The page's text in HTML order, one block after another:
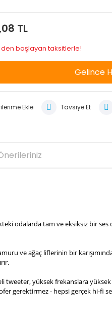
TL
den başlayan taksitlerle!
Gelince
Tavsiye Et
odalarda tam ve eksiksiz bir ses
ve ağaç liflerinin bir
tweeter, yüksek frekanslara
gerektirmez - hepsi gerçek hi-fi